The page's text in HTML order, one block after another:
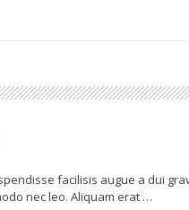
facilisis augue a dui
nec leo. Aliquam erat …